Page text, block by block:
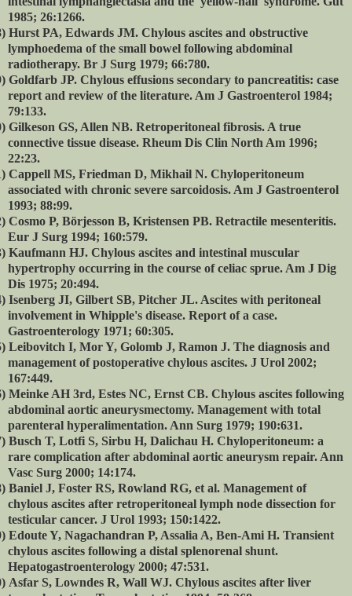
1985; 26:1266.
Hurst PA, Edwards JM. Chylous ascites and obstructive
lymphoedema of the small bowel following abdominal
radiotherapy. Br J Surg 1979; 66:780.
Goldfarb JP. Chylous effusions secondary to pancreatitis: case
report and review of the literature. Am J Gastroenterol 1984;
79:133.
Gilkeson GS, Allen NB. Retroperitoneal fibrosis. A true
connective tissue disease. Rheum Dis Clin North Am 1996;
22:23.
Cappell MS, Friedman D, Mikhail N. Chyloperitoneum
associated with chronic severe sarcoidosis. Am J Gastroenterol
1993; 88:99.
Cosmo P, Börjesson B, Kristensen PB. Retractile mesenteritis.
Eur J Surg 1994; 160:579.
Kaufmann HJ. Chylous ascites and intestinal muscular
hypertrophy occurring in the course of celiac sprue. Am J Dig
Dis 1975; 20:494.
Isenberg JI, Gilbert SB, Pitcher JL. Ascites with peritoneal
involvement in Whipple's disease. Report of a case.
Gastroenterology 1971; 60:305.
Leibovitch I, Mor Y, Golomb J, Ramon J. The diagnosis and
management of postoperative chylous ascites. J Urol 2002;
167:449.
Meinke AH 3rd, Estes NC, Ernst CB. Chylous ascites following
abdominal aortic aneurysmectomy. Management with total
parenteral hyperalimentation. Ann Surg 1979; 190:631.
Busch T, Lotfi S, Sirbu H, Dalichau H. Chyloperitoneum: a
rare complication after abdominal aortic aneurysm repair. Ann
Vasc Surg 2000; 14:174.
Baniel J, Foster RS, Rowland RG, et al. Management of
chylous ascites after retroperitoneal lymph node dissection for
testicular cancer. J Urol 1993; 150:1422.
Edoute Y, Nagachandran P, Assalia A, Ben-Ami H. Transient
chylous ascites following a distal splenorenal shunt.
Hepatogastroenterology 2000; 47:531.
Asfar S, Lowndes R, Wall WJ. Chylous ascites after liver